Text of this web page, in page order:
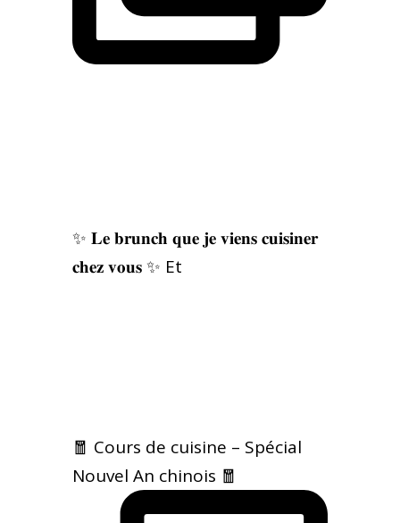
✨ 𝐋𝐞 𝐛𝐫𝐮𝐧𝐜𝐡 𝐪𝐮𝐞 𝐣𝐞 𝐯𝐢𝐞𝐧𝐬 𝐜𝐮𝐢𝐬𝐢𝐧𝐞𝐫
𝐜𝐡𝐞𝐳 𝐯𝐨𝐮𝐬 ✨ Et
🧧 Cours de cuisine – Spécial
Nouvel An chinois 🧧